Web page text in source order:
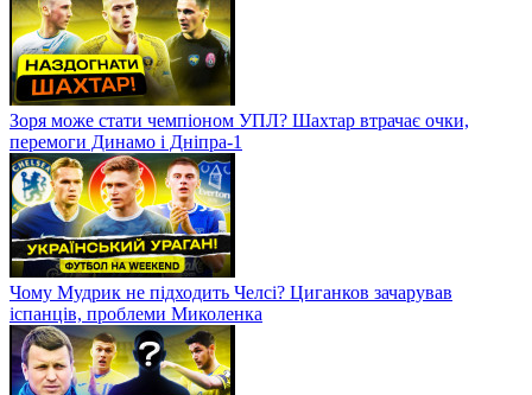
Зоря може стати чемпіоном УПЛ? Шахтар втрачає очки,
перемоги Динамо і Дніпра-1
Чому Мудрик не підходить Челсі? Циганков зачарував
іспанців, проблеми Миколенка